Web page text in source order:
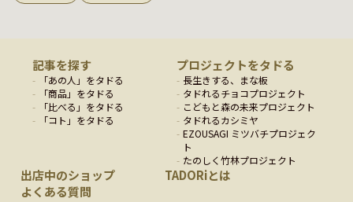
記事を探す
「あの人 」をタドる
「商品」をタドる
「比べる 」をタドる
「コト 」をタドる
プロジェクトをタドる
長生きする、まな板
タドれるチョコプロジェクト
こどもと森の未来プロジェクト
タドれるカシミヤ
EZOUSAGI ミツバチプロジェク
ト
たのしく竹林プロジェクト
出店中のショップ
TADORiとは
よくある質問